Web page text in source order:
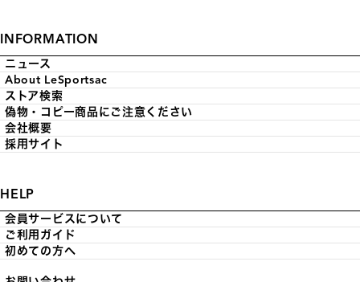
INFORMATION
ニュース
About LeSportsac
ストア検索
偽物・コピー商品にご注意ください
会社概要
採用サイト
HELP
会員サービスについて
ご利用ガイド
初めての方へ